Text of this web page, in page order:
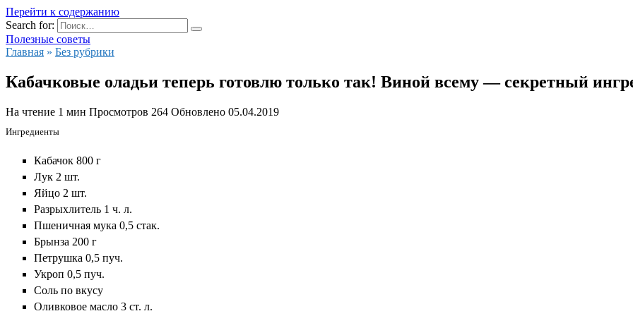
Перейти к содержанию
Search for:
Полезные советы
Главная » Без рубрики
Кабачковые оладьи теперь готовлю только так! Виной всему — секретный
На чтение 1 мин Просмотров 264 Обновлено 05.04.2019
Ингредиенты
Кабачок 800 г
Лук 2 шт.
Яйцо 2 шт.
Разрыхлитель 1 ч. л.
Пшеничная мука 0,5 стак.
Брынза 200 г
Петрушка 0,5 пуч.
Укроп 0,5 пуч.
Соль по вкусу
Оливковое масло 3 ст. л.